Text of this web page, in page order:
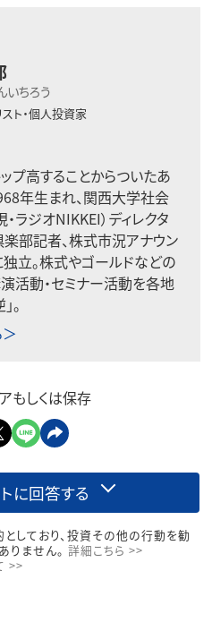
ちろう
ト・個人投資家
プ高することからついたあ
年生まれ、関西大学社会
ラジオNIKKEI）ディレクタ
部記者、株式市況アナウン
立。株式やゴールドなどの
活動・セミナー活動を各地
。
もしくは保存
に回答する
しており、投資その他の行動を勧
りません。 詳細こちら >>
>>